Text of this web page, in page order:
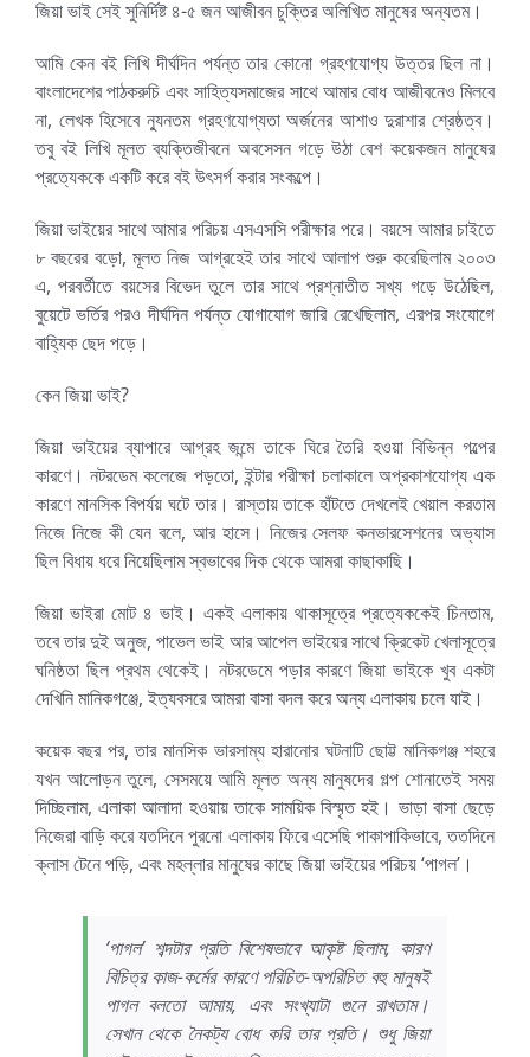
জিয়া ভাই সেই সুনির্দিষ্ট ৪-৫ জন আজীবন চুক্তির অলিখিত মানুষের অন্যতম।
আমি কেন বই লিখি দীর্ঘদিন পর্যন্ত তার কোনো গ্রহণযোগ্য উত্তর ছিল না।
বাংলাদেশের পাঠকরুচি এবং সাহিত্যসমাজের সাথে আমার বোধ আজীবনেও মিলবে
না, লেখক হিসেবে ন্যুনতম গ্রহণযোগ্যতা অর্জনের আশাও দুরাশার শ্রেষ্ঠত্ব।
তবু বই লিখি মূলত ব্যক্তিজীবনে অবসেসন গড়ে উঠা বেশ কয়েকজন মানুষের
প্রত্যেককে একটি করে বই উৎসর্গ করার সংকল্পে।
জিয়া ভাইয়ের সাথে আমার পরিচয় এসএসসি পরীক্ষার পরে। বয়সে আমার চাইতে
৮ বছরের বড়ো, মূলত নিজ আগ্রহেই তার সাথে আলাপ শুরু করেছিলাম ২০০৩
এ, পরবর্তীতে বয়সের বিভেদ তুলে তার সাথে প্রশ্নাতীত সখ্য গড়ে উঠেছিল,
বুয়েটে ভর্তির পরও দীর্ঘদিন পর্যন্ত যোগাযোগ জারি রেখেছিলাম, এরপর সংযোগে
বাহ্যিক ছেদ পড়ে।
কেন জিয়া ভাই?
জিয়া ভাইয়ের ব্যাপারে আগ্রহ জন্মে তাকে ঘিরে তৈরি হওয়া বিভিন্ন গল্পের
কারণে। নটরডেম কলেজে পড়তো, ইন্টার পরীক্ষা চলাকালে অপ্রকাশযোগ্য এক
কারণে মানসিক বিপর্যয় ঘটে তার। রাস্তায় তাকে হাঁটতে দেখলেই খেয়াল করতাম
নিজে নিজে কী যেন বলে, আর হাসে। নিজের সেলফ কনভারসেশনের অভ্যাস
ছিল বিধায় ধরে নিয়েছিলাম স্বভাবের দিক থেকে আমরা কাছাকাছি।
জিয়া ভাইরা মোট ৪ ভাই। একই এলাকায় থাকাসূত্রে প্রত্যেককেই চিনতাম,
তবে তার দুই অনুজ, পাভেল ভাই আর আপেল ভাইয়ের সাথে ক্রিকেট খেলাসূত্রে
ঘনিষ্ঠতা ছিল প্রথম থেকেই। নটরডেমে পড়ার কারণে জিয়া ভাইকে খুব একটা
দেখিনি মানিকগঞ্জে, ইত্যবসরে আমরা বাসা বদল করে অন্য এলাকায় চলে যাই।
কয়েক বছর পর, তার মানসিক ভারসাম্য হারানোর ঘটনাটি ছোট্ট মানিকগঞ্জ শহরে
যখন আলোড়ন তুলে, সেসময়ে আমি মূলত অন্য মানুষদের গল্প শোনাতেই সময়
দিচ্ছিলাম, এলাকা আলাদা হওয়ায় তাকে সাময়িক বিস্মৃত হই। ভাড়া বাসা ছেড়ে
নিজেরা বাড়ি করে যতদিনে পুরনো এলাকায় ফিরে এসেছি পাকাপাকিভাবে, ততদিনে
ক্লাস টেনে পড়ি, এবং মহল্লার মানুষের কাছে জিয়া ভাইয়ের পরিচয় ‘পাগল’।
‘পাগল’ শব্দটার প্রতি বিশেষভাবে আকৃষ্ট ছিলাম, কারণ
বিচিত্র কাজ-কর্মের কারণে পরিচিত-অপরিচিত বহু মানুষই
পাগল বলতো আমায়, এবং সংখ্যাটা গুনে রাখতাম।
সেখান থেকে নৈকট্য বোধ করি তার প্রতি। শুধু জিয়া